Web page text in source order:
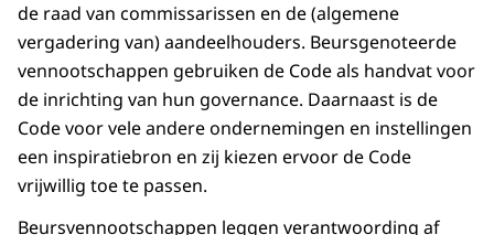
de raad van commissarissen en de (algemene
vergadering van) aandeelhouders. Beursgenoteerde
vennootschappen gebruiken de Code als handvat voor
de inrichting van hun governance. Daarnaast is de
Code voor vele andere ondernemingen en instellingen
een inspiratiebron en zij kiezen ervoor de Code
vrijwillig toe te passen.
Beursvennootschappen leggen verantwoording af